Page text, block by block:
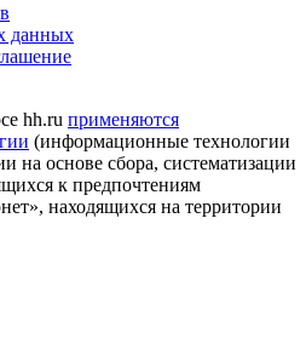
данных
hh.ru применяются
(информационные технологии
на основе сбора, систематизации
к предпочтениям
находящихся на территории